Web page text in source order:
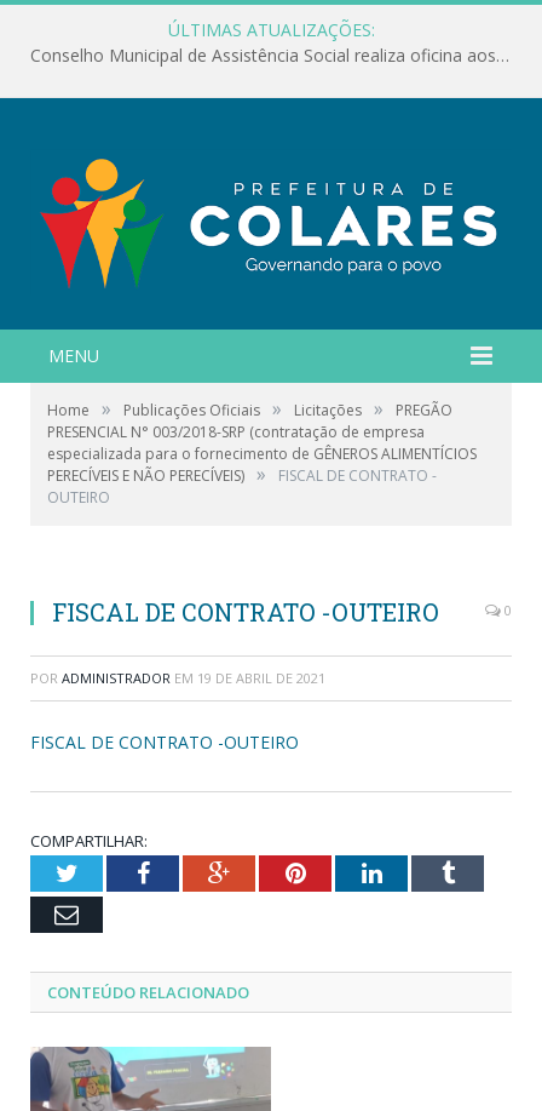
ÚLTIMAS ATUALIZAÇÕES:
Conselho Municipal de Assistência Social realiza oficina aos servidores
MENU
Home » Publicações Oficiais » Licitações »
PREGÃO
PRESENCIAL N° 003/2018-SRP (contratação de empresa
especializada para o fornecimento de GÊNEROS ALIMENTÍCIOS
PERECÍVEIS E NÃO PERECÍVEIS) »
FISCAL DE CONTRATO -
OUTEIRO
FISCAL DE CONTRATO -OUTEIRO 0
POR ADMINISTRADOR EM 19 DE ABRIL DE 2021
FISCAL DE CONTRATO -OUTEIRO
COMPARTILHAR:
TwitterFacebookGoogle+PinterestLinkedInTumblr
Email
CONTEÚDO RELACIONADO